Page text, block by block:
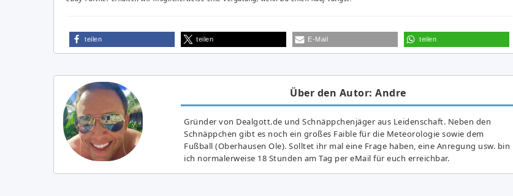
teilen teilen E-Mail teilen
Über den Autor: Andre
Gründer von Dealgott.de und Schnäppchenjäger aus Leidenschaft. Neben den
Schnäppchen gibt es noch ein großes Fai­ble für die Meteorologie sowie dem
Fußball (Oberhausen Ole). Solltet ihr mal eine Frage haben, eine Anregung usw. bin
ich normalerweise 18 Stunden am Tag per eMail für euch erreichbar.